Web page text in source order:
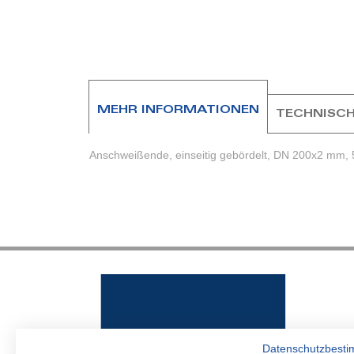
MEHR INFORMATIONEN
Anschweißende, einseitig gebördelt, DN 200x2